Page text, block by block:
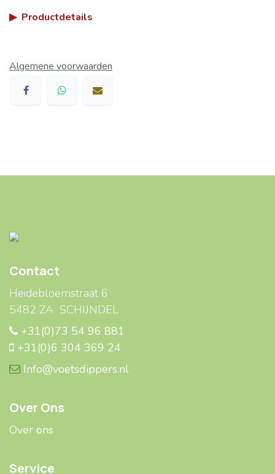
▶ Productdetails
Algemene voorwaarden
Contact
Heidebloemstraat 6
5482 ZA SCHIJNDEL
+31(0)73 54 96 881
+31(0)6 304 369 24
Info@voetsdippers.nl
Over Ons
Over ons
Service